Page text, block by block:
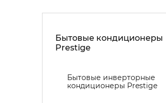
Бытовые кондиционеры
Prestige
Бытовые инверторные
кондиционеры Prestige